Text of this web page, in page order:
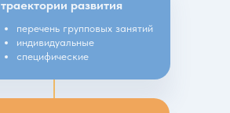
траектории развития
перечень групповых занятий
индивидуальные
специфические